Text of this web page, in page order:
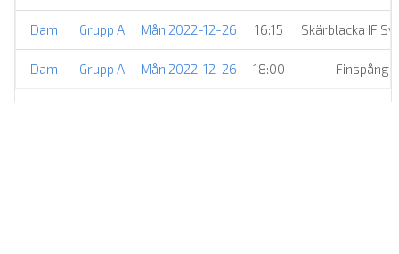
Dam Grupp A Mån 2022-12-26 16:15 Skärblacka IF
Dam Grupp A Mån 2022-12-26 18:00 Finspångs